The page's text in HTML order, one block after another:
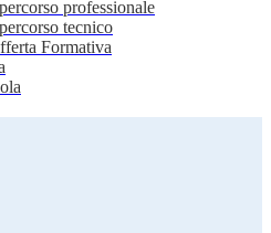
professionale
tecnico
Formativa